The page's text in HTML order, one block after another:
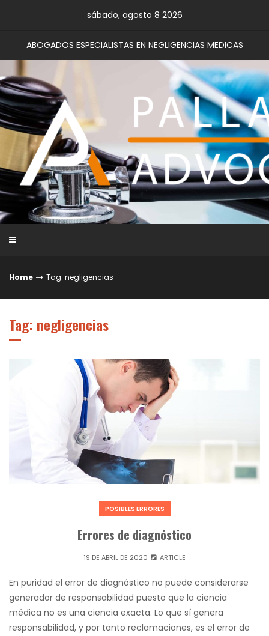
sábado, agosto 8 2026
ABOGADOS ESPECIALISTAS EN NEGLIGENCIAS MEDICAS
Home Tag: negligencias
Tag: negligencias
POSIBLES ERRORES
Errores de diagnóstico
19 DE ABRIL DE 2020 ARTICLE
En puridad el error de diagnóstico no puede considerarse
generador de responsabilidad puesto que la ciencia
médica no es una ciencia exacta. Lo que sí genera
responsabilidad, y por tanto reclamaciones, es el error de